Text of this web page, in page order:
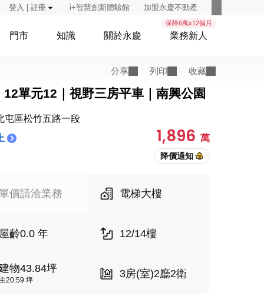
登入 | 註冊 i+智慧創新體驗館 加盟永慶不動產
門市 知識 關於永慶
保障6萬x12個月
業務新人
分享 列印 收藏
12單元12｜視野三房平車｜南興公園
屯區松竹五路一段
1,896 萬
價請洽業務 電梯大樓
齡0.0 年 12/14樓
物43.84坪
20.59 坪
3房(室)2廳2衛